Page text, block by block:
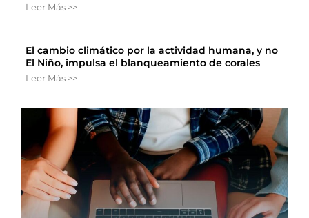
Leer Más >>
El cambio climático por la actividad humana, y no
El Niño, impulsa el blanqueamiento de corales
Leer Más >>